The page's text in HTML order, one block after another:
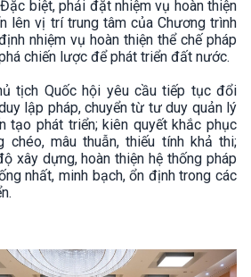
biệt, phải đặt nhiệm vụ hoàn thiện
lên vị trí trung tâm của Chương trình
nhiệm vụ hoàn thiện thể chế pháp
chiến lược để phát triển đất nước.
tịch Quốc hội yêu cầu tiếp tục đổi
lập pháp, chuyển từ tư duy quản lý
tạo phát triển; kiên quyết khắc phục
chéo, mâu thuẫn, thiếu tính khả thi;
xây dựng, hoàn thiện hệ thống pháp
nhất, minh bạch, ổn định trong các